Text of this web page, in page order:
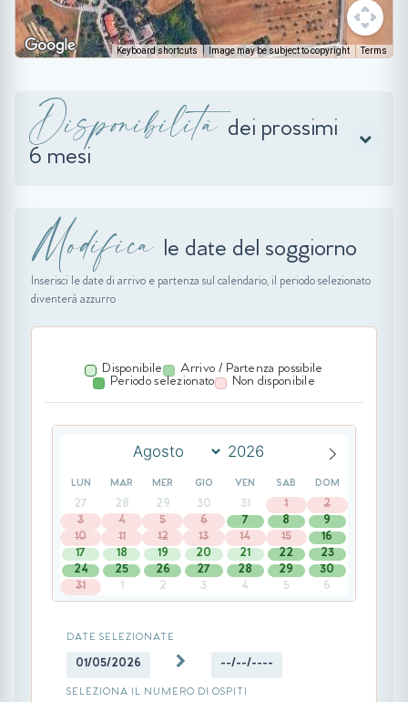
Keyboard shortcuts Image may be subject to copyright Terms
Disponibilità dei prossimi
6 mesi
Modifica le date del soggiorno
Inserisci le date di arrivo e partenza sul calendario, il periodo selezionato
diventerà azzurro
Disponibile
Arrivo / Partenza possibile
Periodo selezionato
Non disponibile
LUN MAR MER GIO VEN SAB DOM
27 28 29 30 31 1
2
3
4 5 6 7 8
9
10
11 12 13 14 15
16
17
18 19 20 21 22
23
24
25 26 27 28 29
30
31
1 2 3 4 5 6
DATE SELEZIONATE
01/05/2026 --/--/----
SELEZIONA IL NUMERO DI OSPITI